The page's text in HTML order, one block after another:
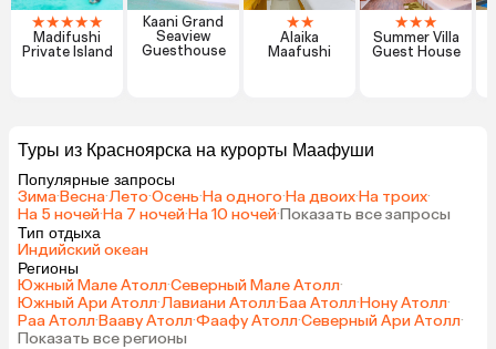
★★★★★
Madifushi
Private Island
Kaani Grand
Seaview
Guesthouse
★★
Alaika
Maafushi
★★★
Summer Villa
Guest House
Туры из Красноярска на курорты Маафуши
Популярные запросы
Зима·Весна·Лето·Осень·На одного·На двоих·На троих·
На 5 ночей·На 7 ночей·На 10 ночей·Показать все запросы
Тип отдыха
Индийский океан
Регионы
Южный Мале Атолл·Северный Мале Атолл·
Южный Ари Атолл·Лавиани Атолл·Баа Атолл·Нону Атолл·
Раа Атолл·Вааву Атолл·Фаафу Атолл·Северный Ари Атолл·
Показать все регионы